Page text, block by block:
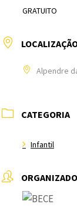
GRATUITO
Alpendre
CATEGORIA
Infantil